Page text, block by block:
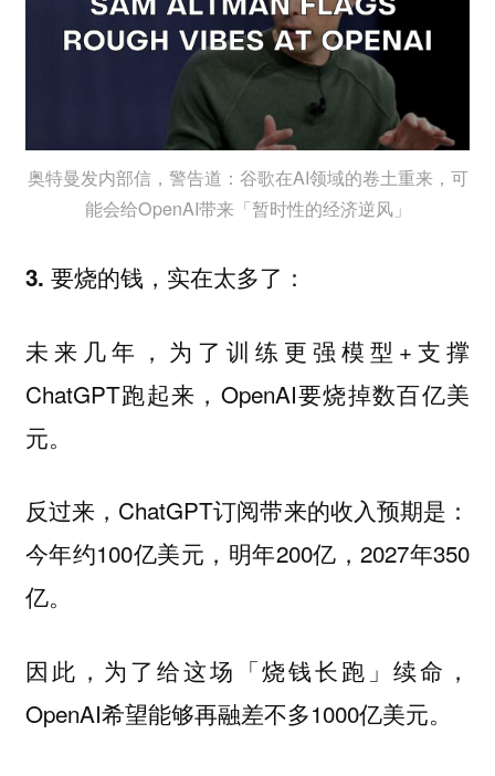
奥特曼发内部信，警告道：谷歌在AI领域的卷土重来，可
能会给OpenAI带来「暂时性的经济逆风」
3. 要烧的钱，实在太多了：
未来几年，为了训练更强模型+支撑
ChatGPT跑起来，OpenAI要烧掉数百亿美
元。
反过来，ChatGPT订阅带来的收入预期是：
今年约100亿美元，明年200亿，2027年350
亿。
因此，为了给这场「烧钱长跑」续命，
OpenAI希望能够再融差不多1000亿美元。